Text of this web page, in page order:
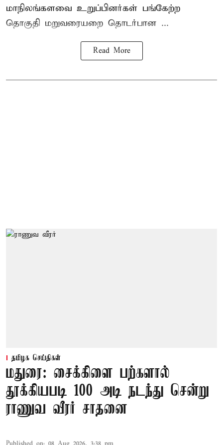
மாநிலங்களவை உறுப்பினர்கள் பங்கேற்ற
தொகுதி மறுவரையறை தொடர்பான ...
Read More
தமிழக செய்திகள்
மதுரை: சைக்கிளை பற்களால்
தூக்கியபடி 100 அடி நடந்து சென்று
ராணுவ வீரர் சாதனை